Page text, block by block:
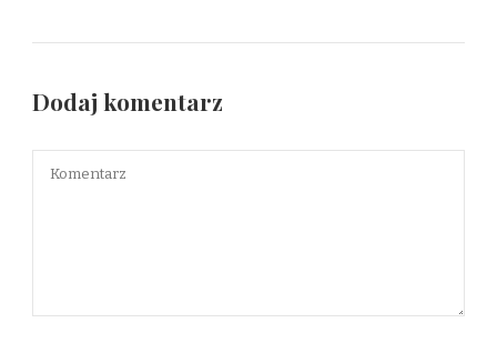
Dodaj komentarz